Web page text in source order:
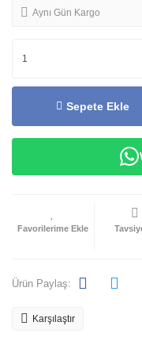
Aynı Gün Kargo
Sepete Ekle
Ürün Paylaş:
Karşılaştır